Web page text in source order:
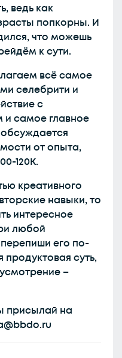
ведь как
попкорны. И
что можешь
к сути.
всё самое
селебрити и
с
и самое главное
от опыта,
120K.
креативного
навыки, то
интересное
любой
его по-
суть,
–
присылай на